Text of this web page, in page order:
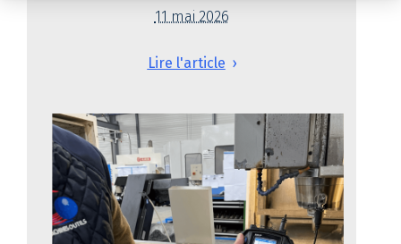
Plateforme de Gestion du Consentement : Personnalisez vos
11 mai 2026
Lire l'article